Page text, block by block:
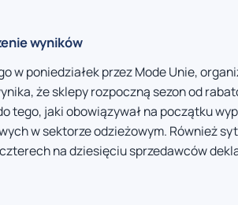
wyników
w poniedziałek przez Mode Unie,
że sklepy rozpoczną sezon od
tego, jaki obowiązywał na początku
w sektorze odzieżowym. Również
na dziesięciu sprzedawców